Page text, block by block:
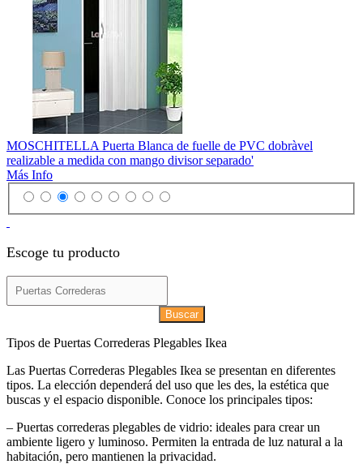
MOSCHITELLA Puerta Blanca de fuelle de PVC dobràvel
realizable a medida con mango divisor separado'
Más Info
Escoge tu producto
Buscar
Tipos de Puertas Correderas Plegables Ikea
Las Puertas Correderas Plegables Ikea se presentan en diferentes
tipos. La elección dependerá del uso que les des, la estética que
buscas y el espacio disponible. Conoce los principales tipos:
– Puertas correderas plegables de vidrio: ideales para crear un
ambiente ligero y luminoso. Permiten la entrada de luz natural a la
habitación, pero mantienen la privacidad.